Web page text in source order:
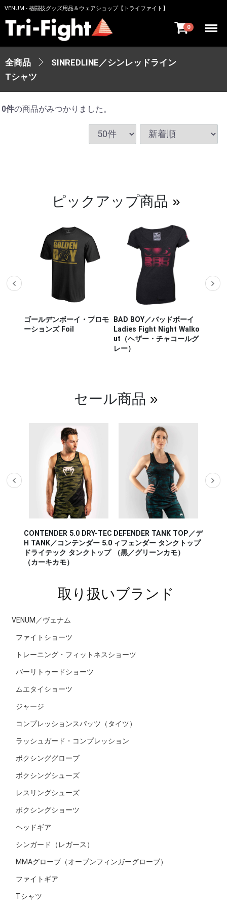
VENUM - 格闘技グッズ用品＆ウェアショップ【トライファイト】
0 Menu
全商品
SINREDLINE／シンレッドライン
Tシャツ
0件の商品がみつかりました。
ピックアップ商品 »
ゴールデンボーイ・プロモ
ーションズ Foil
BAD BOY／バッドボーイ
Ladies Fight Night Walko
ut（ヘザー・チャコールグ
レー）
セール商品 »
CONTENDER 5.0 DRY-TEC
H TANK／コンテンダー 5.0
ドライテック タンクトップ
（カーキカモ）
DEFENDER TANK TOP／デ
ィフェンダー タンクトップ
（黒／グリーンカモ）
AERO
取り扱いブランド
VENUM／ヴェナム
ファイトショーツ
トレーニング・フィットネスショーツ
バーリトゥードショーツ
ムエタイショーツ
ジャージ
コンプレッションスパッツ（タイツ）
ラッシュガード・コンプレッション
ボクシンググローブ
ボクシングシューズ
レスリングシューズ
ボクシングショーツ
ヘッドギア
シンガード（レガース）
MMAグローブ（オープンフィンガーグローブ）
ファイトギア
Tシャツ